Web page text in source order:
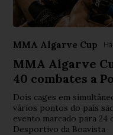
MMA Algarve Cup
MMA Algarve
40 combates a
Dois cages em
vários pontos do país
evento marcado para 24
Desportivo da Boavista